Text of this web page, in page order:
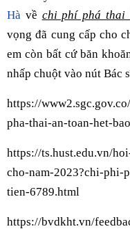
Hà về chi phí phá thai
vọng đã cung cấp cho
em còn bất cứ băn
nhấp chuột vào nút Bác
https://
pha-thai-an-toan-het-
https://ts.hust.edu.vn/
cho-nam-2023?chi-phi-
tien-6789.html
https://bvdkht.vn/